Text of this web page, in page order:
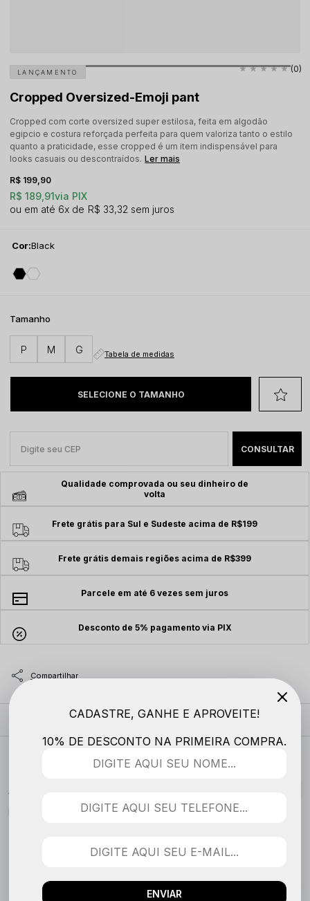
LANÇAMENTO
Cropped Oversized-Emoji pant
Cropped com corte oversized super estilosa, feita em algodão
egipcio e costura reforçada perfeita para quem valoriza tanto o estilo
quanto a praticidade, esse cropped é um item indispensável para
looks casuais ou descontraídos. Ler mais
(0)
R$ 189,91via PIX
R$ 199,90
6x R$ 33,32 sem juros
Cor:Black
Tamanho
P M G Tabela de medidas
Qualidade comprovada ou seu dinheiro de
volta
Frete grátis para Sul e Sudeste acima de R$199
Frete grátis demais regiões acima de R$399
Parcele em até 6 vezes sem juros
Desconto de 5% pagamento via PIX
MODELO VESTE
Nenhuma avaliação cadastrada para esse produto.
CADASTRE, GANHE E APROVEITE!
10% DE DESCONTO NA PRIMEIRA COMPRA.
ENVIAR